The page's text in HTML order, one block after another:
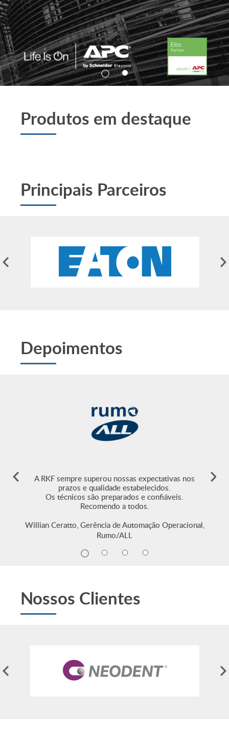
Produtos em destaque
Principais Parceiros
Depoimentos
A RKF sempre superou nossas expectativas nos
prazos e qualidade estabelecidos.
Os técnicos são preparados e confiáveis.
Recomendo a todos.
Willian Ceratto, Gerência de Automação Operacional,
Rumo/ALL
Nossos Clientes